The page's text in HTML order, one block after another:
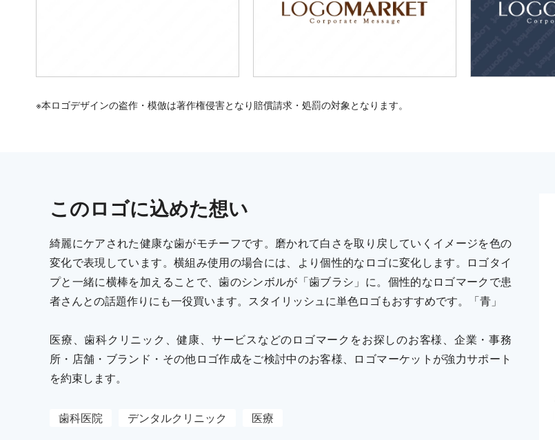
※本ロゴデザインの盗作・模倣は著作権侵害となり賠償請求・処罰の対象となります。
このロゴに込めた想い
綺麗にケアされた健康な歯がモチーフです。磨かれて白さを取り戻していくイメージを色の
変化で表現しています。横組み使用の場合には、より個性的なロゴに変化します。ロゴタイ
プと一緒に横棒を加えることで、歯のシンボルが「歯ブラシ」に。個性的なロゴマークで患
者さんとの話題作りにも一役買います。スタイリッシュに単色ロゴもおすすめです。「青」
医療、歯科クリニック、健康、サービスなどのロゴマークをお探しのお客様、企業・事務
所・店舗・ブランド・その他ロゴ作成をご検討中のお客様、ロゴマーケットが強力サポート
を約束します。
歯科医院 デンタルクリニック 医療